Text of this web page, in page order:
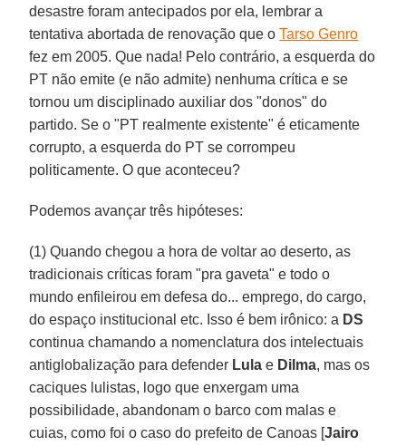
desastre foram antecipados por ela, lembrar a
tentativa abortada de renovação que oTarso Genro
fez em 2005. Que nada! Pelo contrário, a esquerda do
PT não emite (e não admite) nenhuma crítica e se
tornou um disciplinado auxiliar dos "donos" do
partido. Se o "PT realmente existente" é eticamente
corrupto, a esquerda do PT se corrompeu
politicamente. O que aconteceu?
Podemos avançar três hipóteses:
(1) Quando chegou a hora de voltar ao deserto, as
tradicionais críticas foram "pra gaveta" e todo o
mundo enfileirou em defesa do... emprego, do cargo,
do espaço institucional etc. Isso é bem irônico: a DS
continua chamando a nomenclatura dos intelectuais
antiglobalização para defender Lula e Dilma, mas os
caciques lulistas, logo que enxergam uma
possibilidade, abandonam o barco com malas e
cuias, como foi o caso do prefeito de Canoas [Jairo